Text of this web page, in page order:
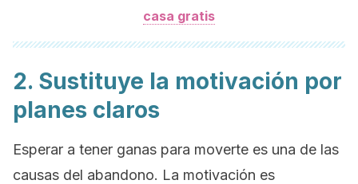
casa gratis
2. Sustituye la motivación por
planes claros
Esperar a tener ganas para moverte es una de las
causas del abandono. La motivación es